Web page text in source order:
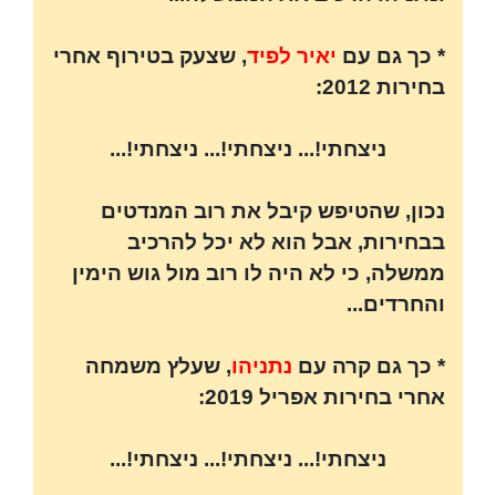
* כך גם עם יאיר לפיד, שצעק בטירוף אחרי
בחירות 2012:
ניצחתי!... ניצחתי!... ניצחתי!...
נכון, שהטיפש קיבל את רוב המנדטים
בבחירות, אבל הוא לא יכל להרכיב
ממשלה, כי לא היה לו רוב מול גוש הימין
והחרדים...
* כך גם קרה עם נתניהו, שעלץ משמחה
אחרי בחירות אפריל 2019:
ניצחתי!... ניצחתי!... ניצחתי!...